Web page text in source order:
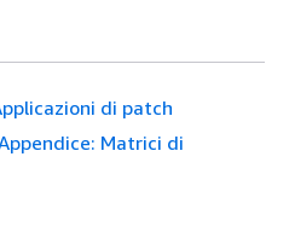
di patch
Matrici di